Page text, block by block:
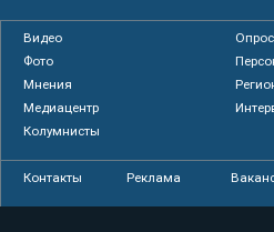
Видео
Фото
Мнения
Медиацентр
Колумнисты
Контакты Реклама